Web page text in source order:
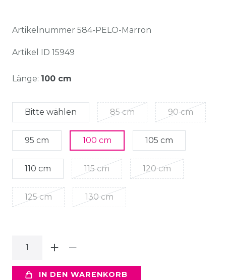
Artikelnummer 584-PELO-Marron
Artikel ID 15949
Länge: 100 cm
Bitte wählen 85 cm 90 cm
95 cm 100 cm 105 cm
110 cm 115 cm 120 cm
125 cm 130 cm
IN DEN WARENKORB